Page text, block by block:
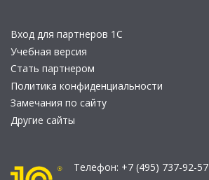
Вход для партнеров 1С
Учебная версия
Стать партнером
Политика конфиденциальности
Замечания по сайту
Другие сайты
Телефон: +7 (495) 737-92-57